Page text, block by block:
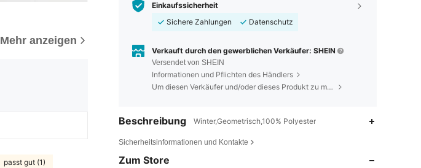
Mehr anzeigen
passt gut (1)
Einkaufssicherheit
Sichere Zahlungen
Datenschutz
Verkauft durch den gewerblichen Verkäufer: SHEIN
Versendet von SHEIN
Informationen und Pflichten des Händlers
Um diesen Verkäufer und/oder dieses Produkt zu melden
Beschreibung Winter,Geometrisch,100% Polyester
Sicherheitsinformationen und Kontakte
Zum Store
4,90 241 586